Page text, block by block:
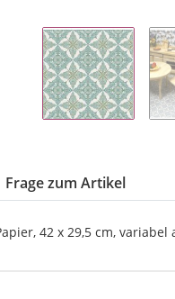
Frage zum Artikel
42 x 29,5 cm,